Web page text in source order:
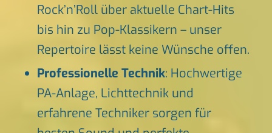
Rock’n’Roll über aktuelle Chart-Hits
bis hin zu Pop-Klassikern – unser
Repertoire lässt keine Wünsche offen.
Professionelle Technik: Hochwertige
PA-Anlage, Lichttechnik und
erfahrene Techniker sorgen für